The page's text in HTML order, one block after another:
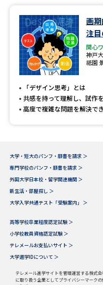
過去問題集
大学・短大以外の資料から
専門学校の資料請求
留学・進学関連、塾・予備校
高等学校（情報）教員資格認定
試験
大学で学べる内容や特徴
新増設大学・学部・学科特集
画
注
関心
神戸
祗園
「デザイン思考」とは
共感を持って理解し、試作
高度で複雑な問題を解決で
大学・短大のパンフ・願書を請求 ＞
専門学校のパンフ・願書を請求 ＞
外国大学日本校・留学関連機関 ＞
新生活・部屋探し ＞
大学入学共通テスト「受験案内」 ＞
高等学校卒業程度認定試験 ＞
小学校教員資格認定試験 ＞
テレメールお支払いサイト ＞
大学進学IDについて ＞
テレメール進学サイトを管理運営する株式
に取り扱う企業としてプライバシーマークの